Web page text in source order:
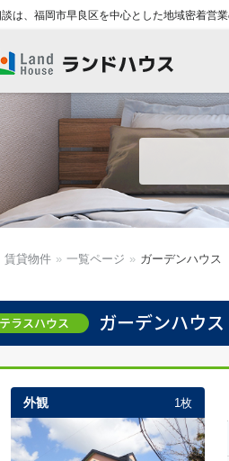
は、福岡市早良区を中心とした地域密着営
| ランドハウス
賃貸物件 » 一覧ページ » ガーデンハウス
テラスハウス ガーデンハウス
外観 1枚